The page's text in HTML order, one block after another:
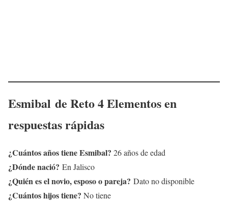
Esmibal de Reto 4 Elementos en
respuestas rápidas
¿Cuántos años tiene Esmibal? 26 años de edad
¿Dónde nació? En Jalisco
¿Quién es el novio, esposo o pareja? Dato no disponible
¿Cuántos hijos tiene? No tiene